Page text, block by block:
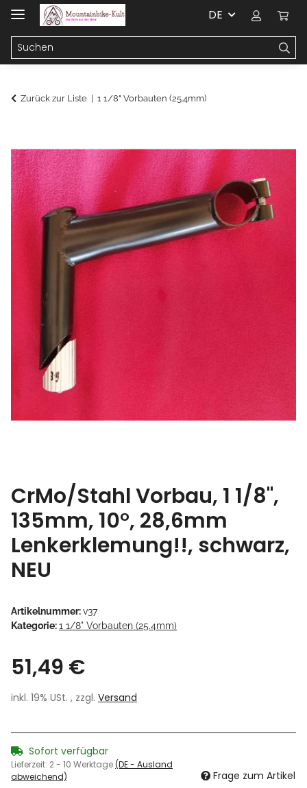
DE
Zurück zur Liste 1 1/8" Vorbauten (25.4mm)
CrMo/Stahl Vorbau, 1 1/8",
135mm, 10°, 28,6mm
Lenkerklemung!!, schwarz,
NEU
Artikelnummer:v37
Kategorie:1 1/8" Vorbauten (25.4mm)
51,49 €
inkl. 19% USt. , zzgl. Versand
Sofort verfügbar
Lieferzeit: 2 - 10 Werktage(DE - Ausland
abweichend)
Frage zum Artikel